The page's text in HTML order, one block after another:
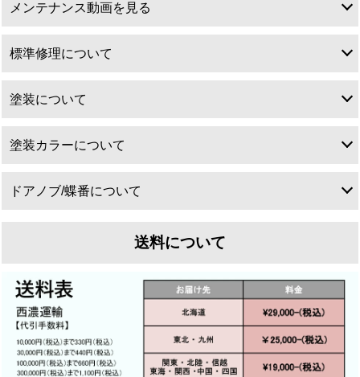
メンテナンス動画を見る
標準修理について
標準修理について
なく
ウェリントンでは全てのドアに標準修理として
直角直線出しと古金物の埋め木をおすすめしておりま
す
塗装について
塗装について
現状のペンキを剥離し、下地を整えた上で再塗装を行
います
ウェリントンでは下地処理にこだわり1枚1枚丁寧に剥
離を行います
塗装カラーについて
ドアノブ/蝶番について
送料について